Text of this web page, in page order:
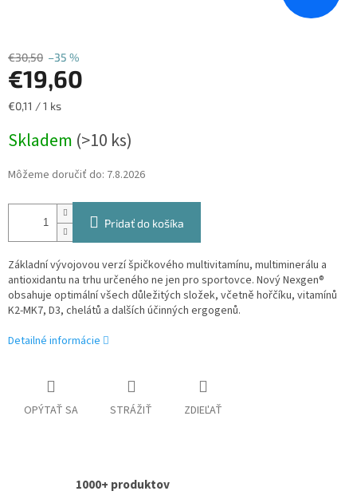
€30,50 –35 %
€19,60
Jednotková
€0,11 / 1 ks
Skladem (>10 ks)
Môžeme doručiť do: 7.8.2026
Pridať do košíka
Základní vývojovou verzí špičkového multivitamínu, multiminerálu a
antioxidantu na trhu určeného ne jen pro sportovce. Nový Nexgen®
obsahuje optimální všech důležitých složek, včetně hořčíku, vitamínů
K2-MK7, D3, chelátů a dalších účinných ergogenů.
Detailné informácie
OPÝTAŤ SA STRÁŽIŤ ZDIEĽAŤ
1000+ produktov